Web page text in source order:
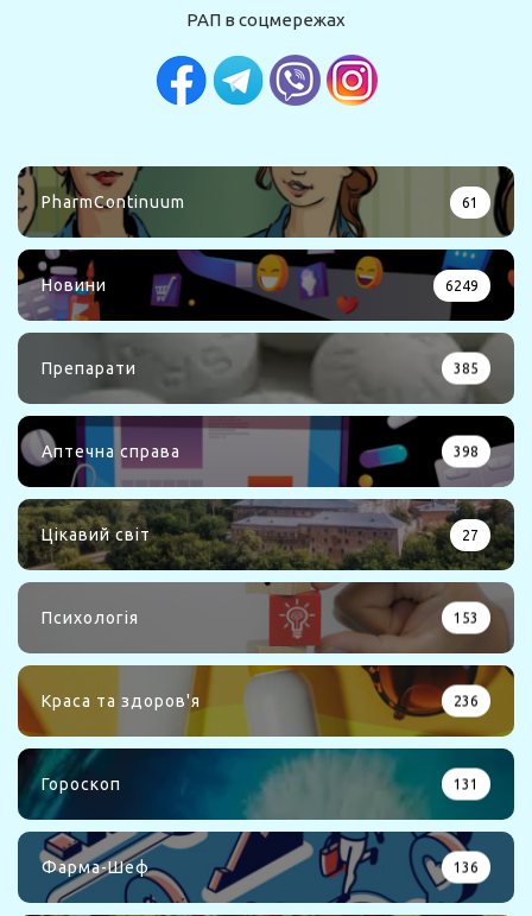
РАП в соцмережах
PharmContinuum 61
Новини 6249
Препарати 385
Аптечна справа 398
Цікавий світ 27
Психологія 153
Краса та здоров'я 236
Гороскоп 131
Фарма-Шеф 136